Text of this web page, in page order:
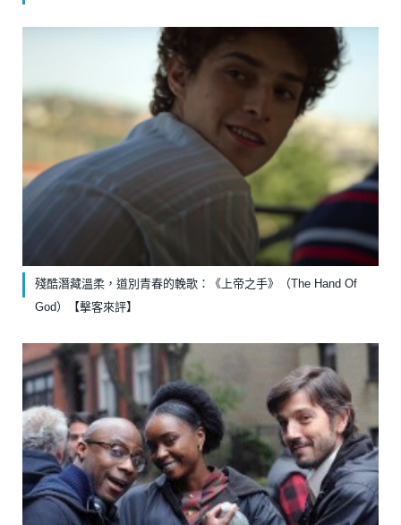
殘酷潛藏溫柔，道別青春的輓歌：《上帝之手》（The Hand Of
God）【擊客來評】